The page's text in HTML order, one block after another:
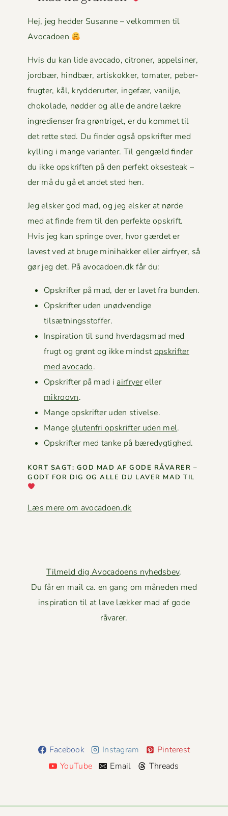
Hej, jeg hed­der Susanne – velkom­men til
Avocadoen
Hvis du kan lide avo­ca­do, cit­roner, appelsin­er,
jord­bær, hind­bær, artiskokker, tomater, peber­
frugter, kål, kry­d­derurter, inge­fær, vanil­je,
choko­lade, nød­der og alle de andre lækre
ingre­di­enser fra grøn­triget, er du kom­met til
det rette sted. Du find­er også opskrifter med
kylling i mange vari­anter. Til gengæld find­er
du ikke opskriften på den per­fekt okses­teak –
der må du gå et andet sted hen.
Jeg elsker god mad, og jeg elsker at nørde
med at finde frem til den per­fek­te opskrift.
Hvis jeg kan springe over, hvor gærdet er
lavest ved at bruge mini­hakker eller air­fry­er, så
gør jeg det. På avocadoen.dk får du:
Opskrifter på mad, der er lavet fra bunden.
Opskrifter uden unød­vendi­ge
tilsætningsstoffer.
Inspi­ra­tion til sund hverdags­mad med
frugt og grønt og ikke mindstopskrifter
med avo­ca­do.
Opskrifter på mad i air­fry­ereller
mikroovn.
Mange opskrifter uden stivelse.
Mange gluten­fri opskrifter uden mel.
Opskrifter med tanke på bæredygtighed.
KORT SAGT: GOD MAD AF GODE RÅVAR­ER –
GODT FOR DIG OG ALLE DU LAVER MAD TIL
Læs mere om avocadoen.dk
Tilmeld dig Avocadoens nyhedsbev.
Du får en mail ca. en gang om måneden med
inspiration til at lave lækker mad af gode
råvarer.
Facebook Instagram
Pinterest
YouTube
Email Threads